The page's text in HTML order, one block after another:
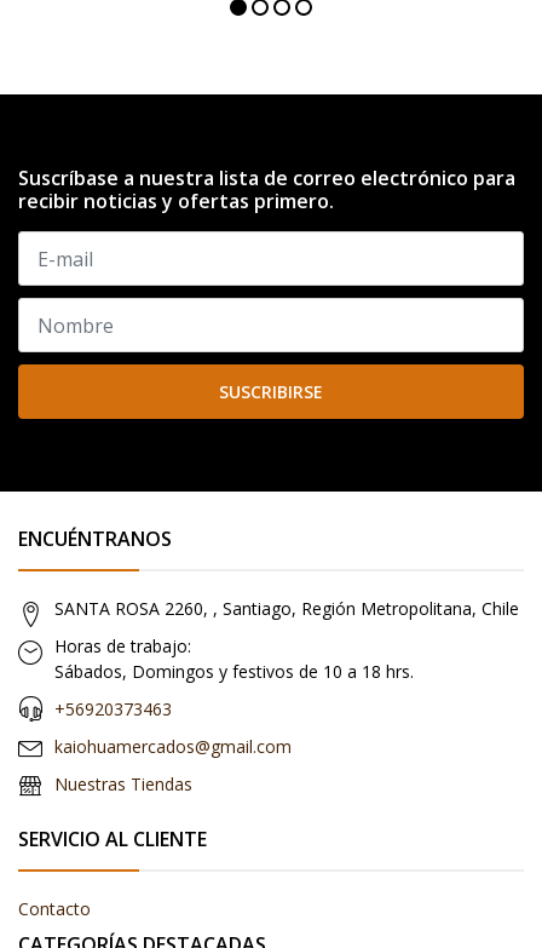
Suscríbase a nuestra lista de correo electrónico para
recibir noticias y ofertas primero.
SUSCRIBIRSE
ENCUÉNTRANOS
SANTA ROSA 2260, , Santiago, Región Metropolitana, Chile
Horas de trabajo:
Sábados, Domingos y festivos de 10 a 18 hrs.
+56920373463
kaiohuamercados@gmail.com
Nuestras Tiendas
SERVICIO AL CLIENTE
Contacto